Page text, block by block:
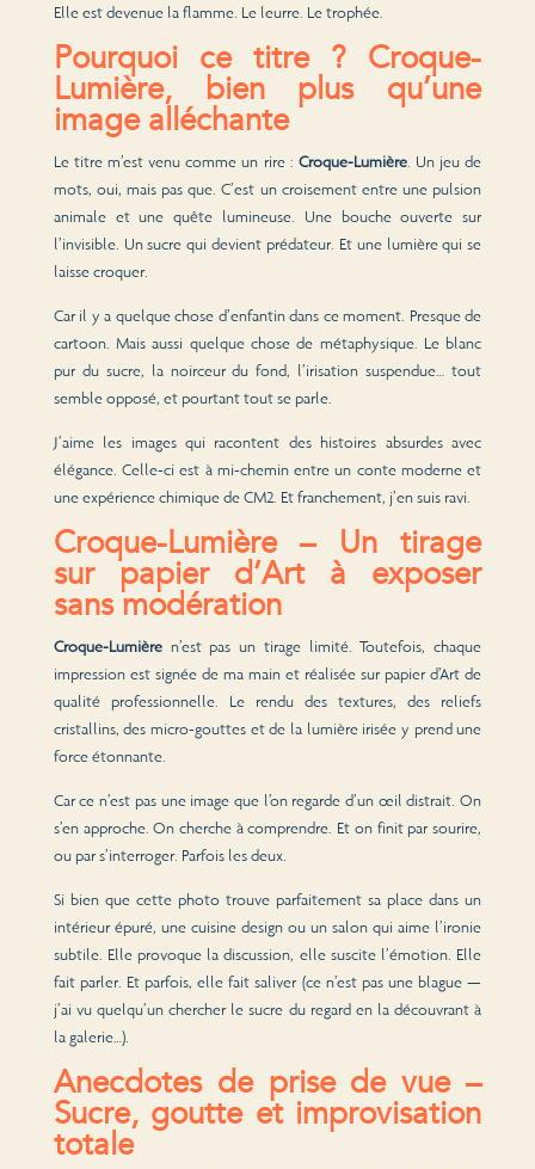
Elle est devenue la flamme. Le leurre. Le trophée.
Pourquoi ce titre ? Croque-
Lumière, bien plus qu’une
image alléchante
Le titre m’est venu comme un rire : Croque-Lumière. Un jeu de
mots, oui, mais pas que. C’est un croisement entre une pulsion
animale et une quête lumineuse. Une bouche ouverte sur
l’invisible. Un sucre qui devient prédateur. Et une lumière qui se
laisse croquer.
Car il y a quelque chose d’enfantin dans ce moment. Presque de
cartoon. Mais aussi quelque chose de métaphysique. Le blanc
pur du sucre, la noirceur du fond, l’irisation suspendue… tout
semble opposé, et pourtant tout se parle.
J’aime les images qui racontent des histoires absurdes avec
élégance. Celle-ci est à mi-chemin entre un conte moderne et
une expérience chimique de CM2. Et franchement, j’en suis ravi.
Croque-Lumière – Un tirage
sur papier d’Art à exposer
sans modération
Croque-Lumièren’est pas un tirage limité. Toutefois, chaque
impression est signée de ma main et réalisée sur papier d’Art de
qualité professionnelle. Le rendu des textures, des reliefs
cristallins, des micro-gouttes et de la lumière irisée y prend une
force étonnante.
Car ce n’est pas une image que l’on regarde d’un œil distrait. On
s’en approche. On cherche à comprendre. Et on finit par sourire,
ou par s’interroger. Parfois les deux.
Si bien que cette photo trouve parfaitement sa place dans un
intérieur épuré, une cuisine design ou un salon qui aime l’ironie
subtile. Elle provoque la discussion, elle suscite l’émotion. Elle
fait parler. Et parfois, elle fait saliver (ce n’est pas une blague —
j’ai vu quelqu’un chercher le sucre du regard en la découvrant à
la galerie…).
Anecdotes de prise de vue –
Sucre, goutte et improvisation
totale